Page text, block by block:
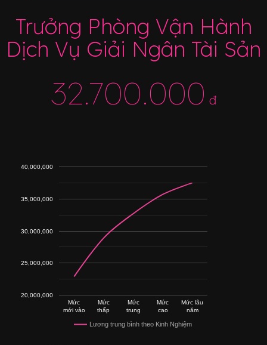
Trưởng Phòng Vận Hành
Dịch Vụ Giải Ngân Tài Sản
32.700.000 đ
Lương trung bình theo Kinh Nghiệm
Mức
mới vào
Mức
thấp
Mức
trung
Mức
cao
Mức lâu
năm
20,000,000
25,000,000
30,000,000
35,000,000
40,000,000